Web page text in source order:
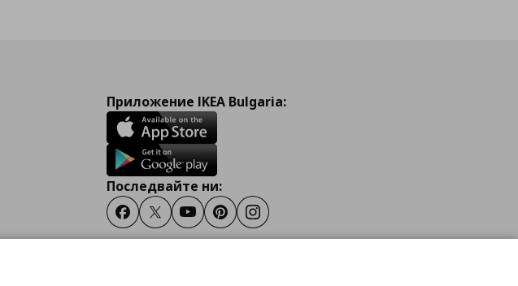
Приложение IKEA Bulgaria:
Последвайте ни:
FacebookTwitterYoutubePinterestInstagram